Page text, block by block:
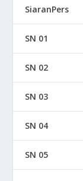
SiaranPers
SN 01
SN 02
SN 03
SN 04
SN 05